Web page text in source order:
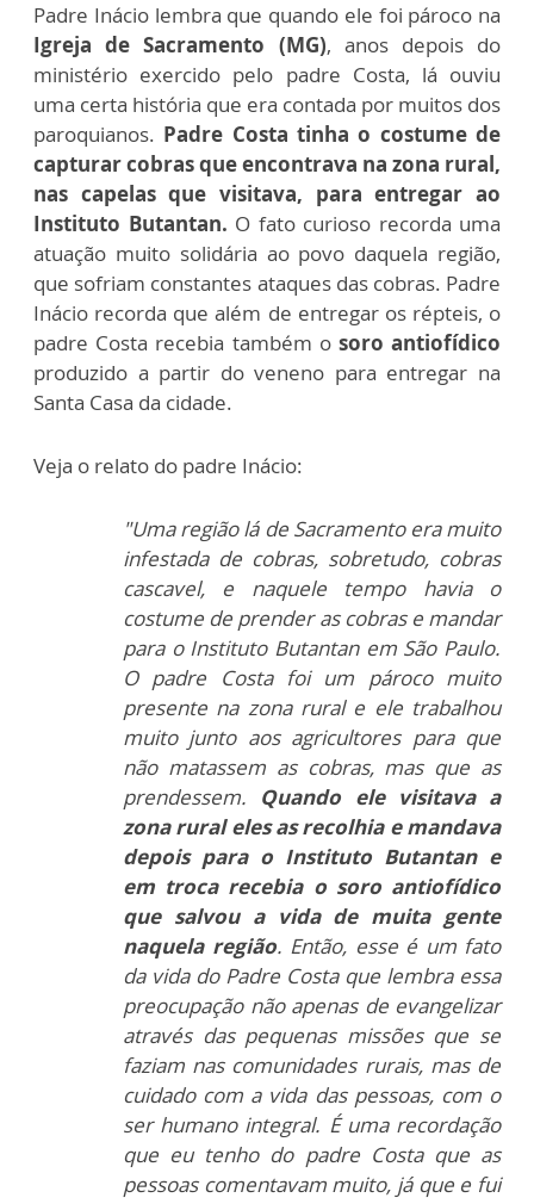
Padre Inácio lembra que quando ele foi pároco na
Igreja de Sacramento (MG), anos depois do
ministério exercido pelo padre Costa, lá ouviu
uma certa história que era contada por muitos dos
paroquianos. Padre Costa tinha o costume de
capturar cobras que encontrava na zona rural,
nas capelas que visitava, para entregar ao
Instituto Butantan. O fato curioso recorda uma
atuação muito solidária ao povo daquela região,
que sofriam constantes ataques das cobras. Padre
Inácio recorda que além de entregar os répteis, o
padre Costa recebia também o soroantiofídico
produzido a partir do veneno para entregar na
Santa Casa da cidade.
Veja o relato do padre Inácio:
"Uma região lá de Sacramento era muito
infestada de cobras, sobretudo, cobras
cascavel, e naquele tempo havia o
costume de prender as cobras e mandar
para o Instituto Butantan em São Paulo.
O padre Costa foi um pároco muito
presente na zona rural e ele trabalhou
muito junto aos agricultores para que
não matassem as cobras, mas que as
prendessem. Quando ele visitava a
zona rural eles as recolhia e mandava
depois para o Instituto Butantan e
em troca recebia o soro antiofídico
que salvou a vida de muita gente
naquela região. Então, esse é um fato
da vida do Padre Costa que lembra essa
preocupação não apenas de evangelizar
através das pequenas missões que se
faziam nas comunidades rurais, mas de
cuidado com a vida das pessoas, com o
ser humano integral. É uma recordação
que eu tenho do padre Costa que as
pessoas comentavam muito, já que e fui